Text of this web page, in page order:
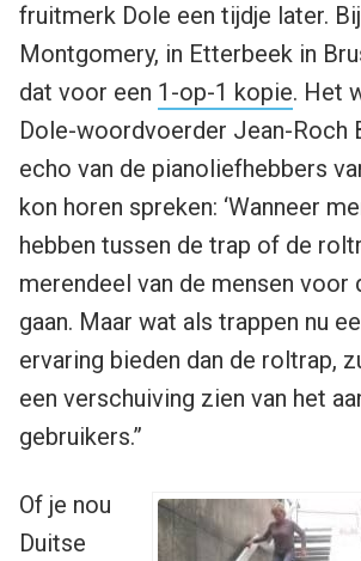
fruitmerk Dole een tijdje later.
Montgomery, in Etterbeek in
dat voor een 1-op-1 kopie. Het
Dole-woordvoerder Jean-Roch
echo van de pianoliefhebbers
kon horen spreken: ‘Wanneer
hebben tussen de trap of de
merendeel van de mensen voor
gaan. Maar wat als trappen nu
ervaring bieden dan de roltrap,
een verschuiving zien van het
gebruikers.”
Of je nou
Duitse